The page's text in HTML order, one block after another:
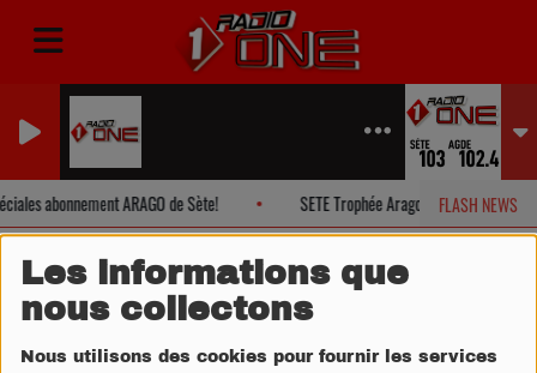
Les informations que
nous collectons
Nous utilisons des cookies pour fournir les services
DU DISCO
FLASH NEWS
abonnement ARAGO de Sète! SETE Trophée Arago Beach.